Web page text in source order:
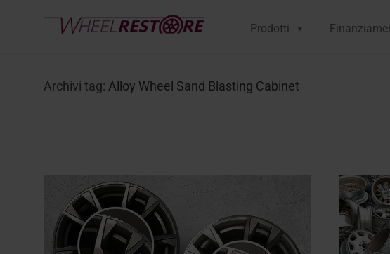
Prodotti
Archivi tag: Alloy Wheel Sand Blasting Cabinet